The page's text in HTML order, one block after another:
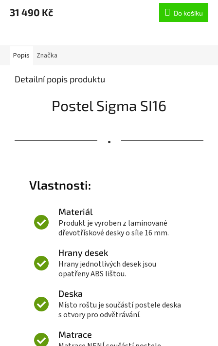
31 490 Kč Do košíku
Popis Značka
Detailní popis produktu
Postel Sigma SI16
•
Vlastnosti:
Materiál
Produkt je vyroben z laminované
dřevotřískové desky o síle 16 mm.
Hrany desek
Hrany jednotlivých desek jsou
opatřeny ABS lištou.
Deska
Místo roštu je součástí postele deska
s otvory pro odvětrávání.
Matrace